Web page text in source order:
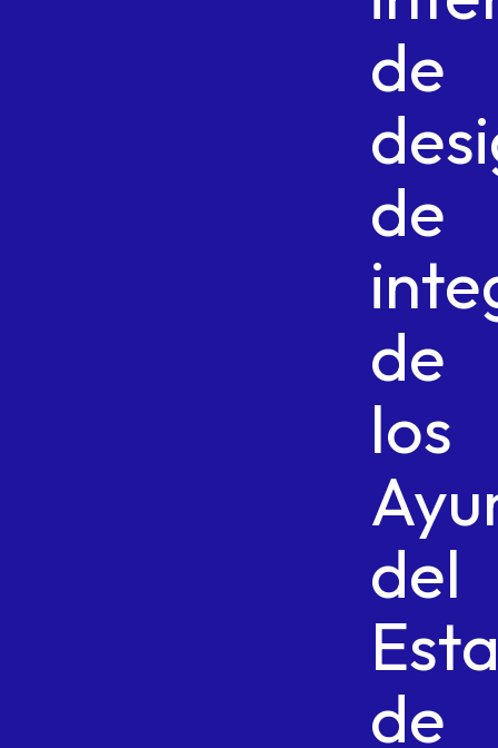
de
de
de
los
del
de